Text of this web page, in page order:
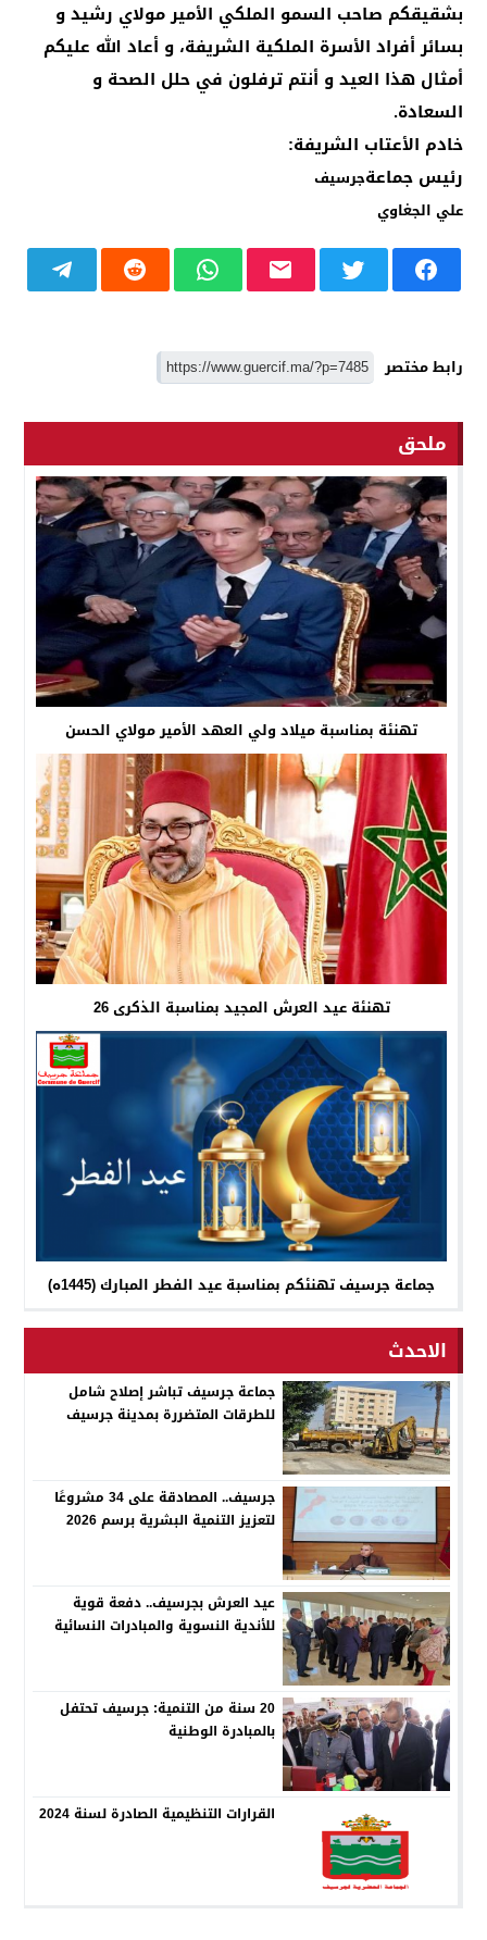
بشقيقكم صاحب السمو الملكي الأمير مولاي رشيد و
بسائر أفراد الأسرة الملكية الشريفة، و أعاد الله عليكم
أمثال هذا العيد و أنتم ترفلون في حلل الصحة و
السعادة.
خادم الأعتاب الشريفة:
رئيس جماعةجرسيف
علي الجغاوي
رابط مختصر
ملحق
تهنئة بمناسبة ميلاد ولي العهد الأمير مولاي الحسن
تهنئة عيد العرش المجيد بمناسبة الذكرى 26
جماعة جرسيف تهنئكم بمناسبة عيد الفطر المبارك (1445ه)
الاحدث
جماعة جرسيف تباشر إصلاح شامل
للطرقات المتضررة بمدينة جرسيف
جرسيف.. المصادقة على 34 مشروعًا
لتعزيز التنمية البشرية برسم 2026
عيد العرش بجرسيف.. دفعة قوية
للأندية النسوية والمبادرات النسائية
20 سنة من التنمية: جرسيف تحتفل
بالمبادرة الوطنية
القرارات التنظيمية الصادرة لسنة 2024